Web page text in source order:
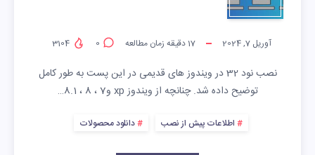
آوریل 7, 2024 17دقیقه زمان مطالعه 0
نصب نود 32 در ویندوز های قدیمی در این پست به طور کامل
توضیح داده شد. چنانچه از ویندوز xp و7 ، 8 ، 8.1…
اطلاعات پیش از نصب دانلود محصولات